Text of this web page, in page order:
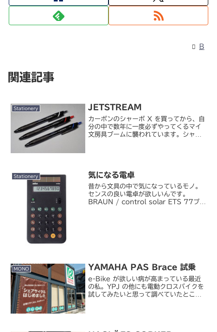
B
関連記事
Stationery JETSTREAM
カーボンのシャーボ X を買ってから、自
分の中で数年に一度必ずやってくるマイ
文房具ブームに襲われています。シャー
Stationery 気になる電卓
昔から文具の中で気になっているモノ。
センスの良い電卓が欲しいんです。
BRAUN / control solar ETS 77ブラ
MONO YAMAHA PAS Brace 試乗
e-Bike が欲しい病が高まっている最近
の私。YPJ の他にも電動クロスバイクを
試してみたいと思って調べていたとこ